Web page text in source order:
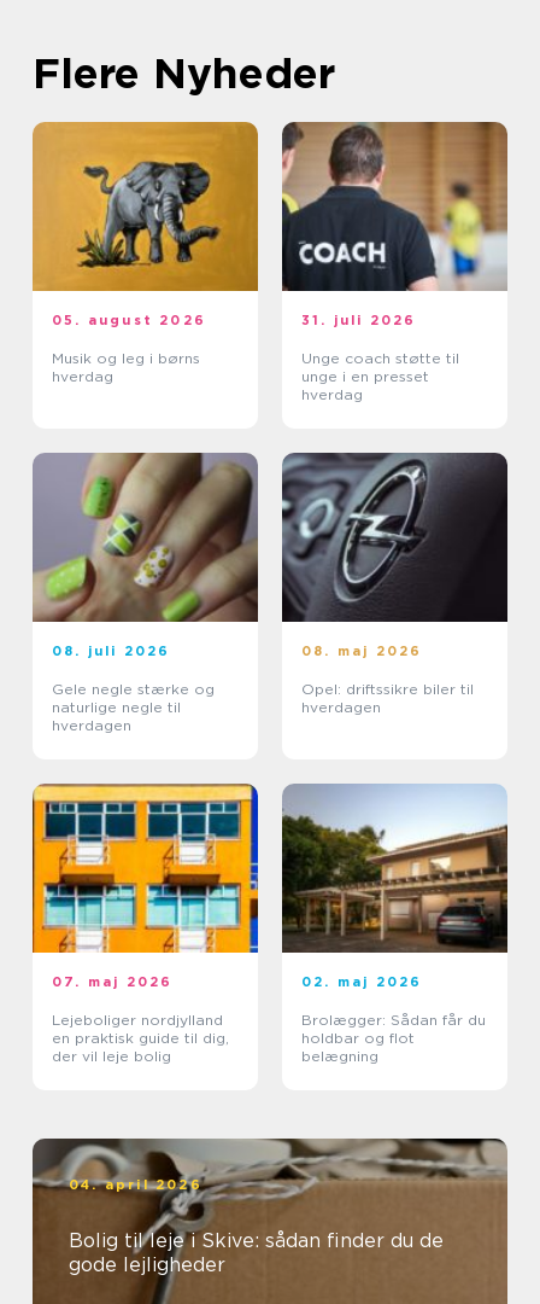
Flere Nyheder
05. august 2026
Musik og leg i børns
hverdag
31. juli 2026
Unge coach støtte til
unge i en presset
hverdag
08. juli 2026
Gele negle stærke og
naturlige negle til
hverdagen
08. maj 2026
Opel: driftssikre biler til
hverdagen
07. maj 2026
Lejeboliger nordjylland
en praktisk guide til dig,
der vil leje bolig
02. maj 2026
Brolægger: Sådan får du
holdbar og flot
belægning
04. april 2026
Bolig til leje i Skive: sådan finder du de
gode lejligheder